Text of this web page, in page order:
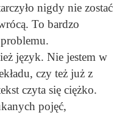
nigdy nie zostać
To bardzo
język. Nie jestem w
czy też już z
czyta się ciężko.
pojęć,